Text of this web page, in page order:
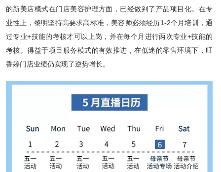
的新美店模式在门店美容护理方面，已经做到了产品项目化。在专
业性上，黎明坚持高要求高标准，美容师必须经历1-2个月培训，通
过专业+技能的考核才可以上岗，并在每个月进行两次专业+技能的
考核。得益于项目服务模式的有效推进，在低迷的零售环境下，旺
香婷门店业绩仍实现了逆势增长。